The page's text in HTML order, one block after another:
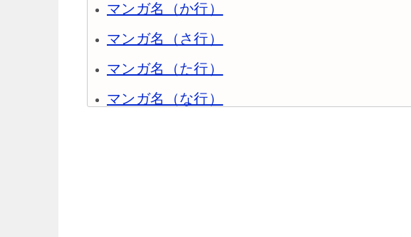
マンガ名（か行）
マンガ名（さ行）
マンガ名（た行）
マンガ名（な行）